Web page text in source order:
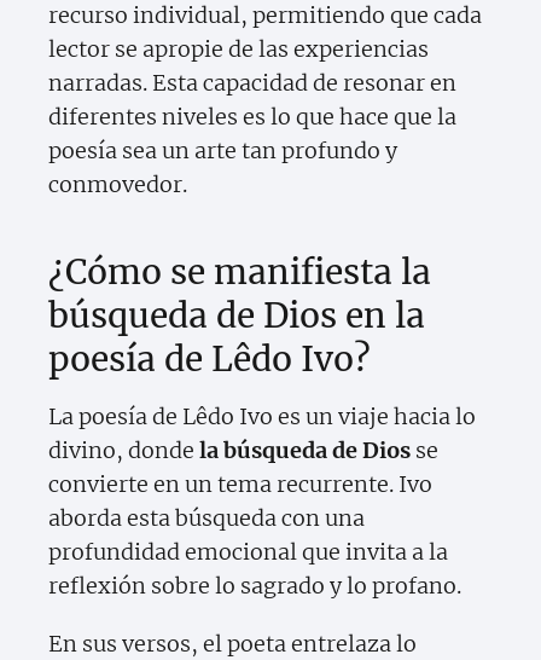
recurso individual, permitiendo que cada
lector se apropie de las experiencias
narradas. Esta capacidad de resonar en
diferentes niveles es lo que hace que la
poesía sea un arte tan profundo y
conmovedor.
¿Cómo se manifiesta la
búsqueda de Dios en la
poesía de Lêdo Ivo?
La poesía de Lêdo Ivo es un viaje hacia lo
divino, donde la búsqueda de Dios se
convierte en un tema recurrente. Ivo
aborda esta búsqueda con una
profundidad emocional que invita a la
reflexión sobre lo sagrado y lo profano.
En sus versos, el poeta entrelaza lo